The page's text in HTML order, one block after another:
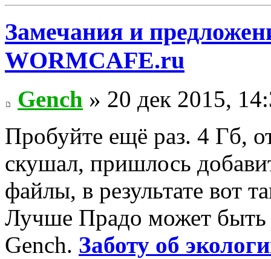
Замечания и
WORMCAFE.ru
Gench » 20 дек 2015,
Пробуйте ещё раз. 4 Гб,
скушал, пришлось
файлы, в результате вот
Лучше Прадо может
Gench. Заботу об